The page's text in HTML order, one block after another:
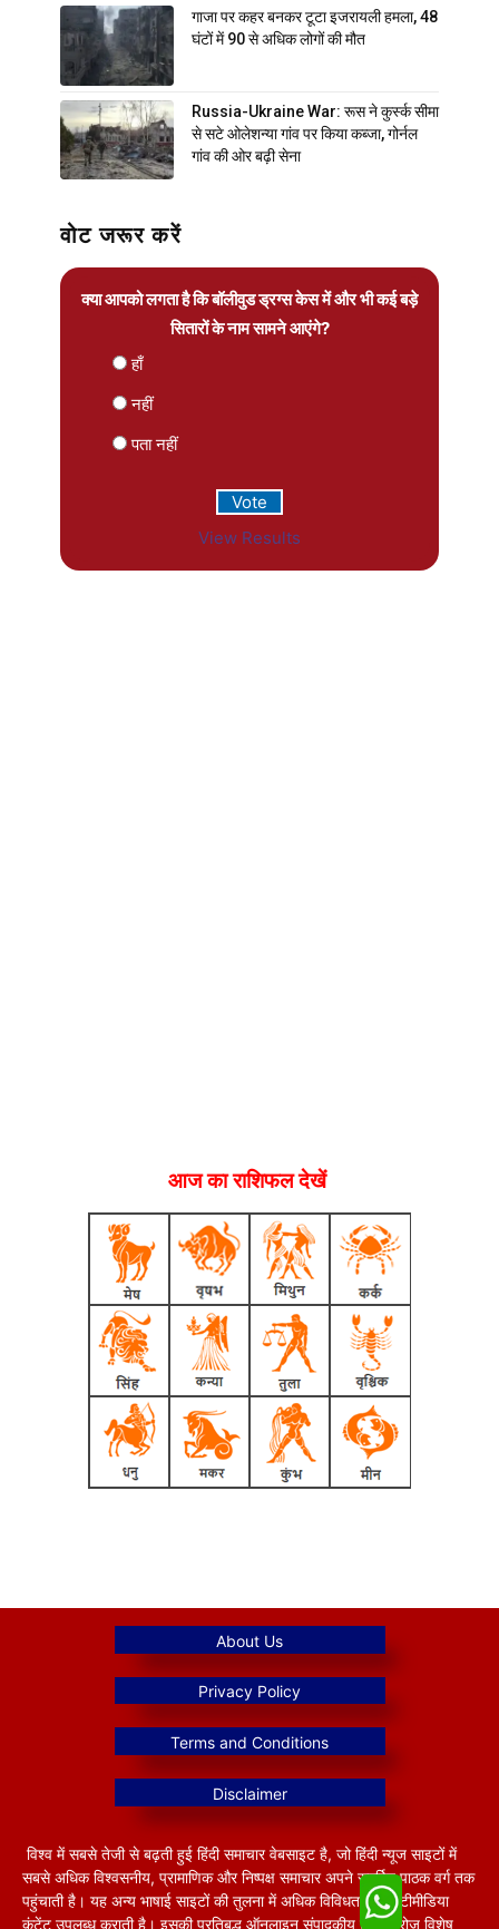
गाजा पर कहर बनकर टूटा इजरायली हमला, 48
घंटों में 90 से अधिक लोगों की मौत
Russia-Ukraine War: रूस ने कुर्स्क सीमा
से सटे ओलेशन्या गांव पर किया कब्जा, गोर्नल
गांव की ओर बढ़ी सेना
वोट जरूर करें
क्या आपको लगता है कि बॉलीवुड ड्रग्स केस में और भी कई बड़े
सितारों के नाम सामने आएंगे?
हाँ
नहीं
पता नहीं
View Results
आज का राशिफल देखें
विश्व में सबसे तेजी से बढ़ती हुई हिंदी समाचार वेबसाइट है, जो हिंदी न्यूज साइटों में
सबसे अधिक विश्वसनीय, प्रामाणिक और निष्पक्ष समाचार अपने समर्पित पाठक वर्ग तक
पहुंचाती है। यह अन्य भाषाई साइटों की तुलना में अधिक विविधतापूर्ण मल्टीमीडिया
कंटेंट उपलब्ध कराती है। इसकी प्रतिबद्ध ऑनलाइन संपादकीय टीम हररोज विशेष